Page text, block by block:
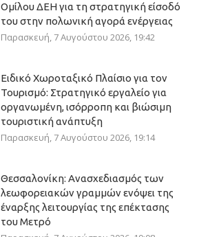
Ομίλου ΔΕΗ για τη στρατηγική είσοδό
του στην πολωνική αγορά ενέργειας
Παρασκευή, 7 Αυγούστου 2026, 19:42
Ειδικό Χωροταξικό Πλαίσιο για τον
Τουρισμό: Στρατηγικό εργαλείο για
οργανωμένη, ισόρροπη και βιώσιμη
τουριστική ανάπτυξη
Παρασκευή, 7 Αυγούστου 2026, 19:14
Θεσσαλονίκη: Ανασχεδιασμός των
λεωφορειακών γραμμών ενόψει της
έναρξης λειτουργίας της επέκτασης
του Μετρό